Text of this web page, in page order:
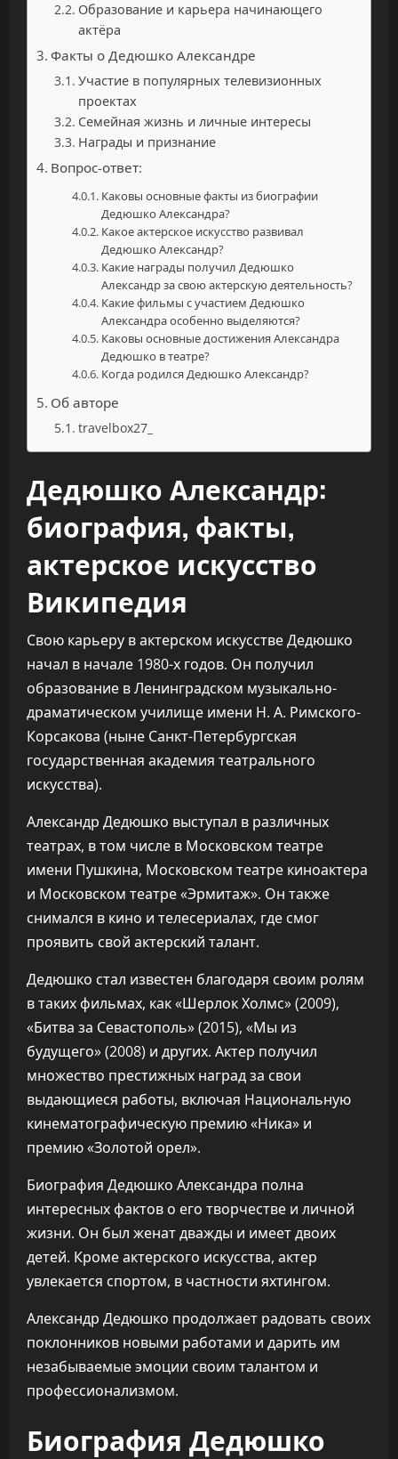
Образование и карьера начинающего
актёра
Факты о Дедюшко Александре
Участие в популярных телевизионных
проектах
Семейная жизнь и личные интересы
Награды и признание
Вопрос-ответ:
Каковы основные факты из биографии
Дедюшко Александра?
Какое актерское искусство развивал
Дедюшко Александр?
Какие награды получил Дедюшко
Александр за свою актерскую деятельность?
Какие фильмы с участием Дедюшко
Александра особенно выделяются?
Каковы основные достижения Александра
Дедюшко в театре?
Когда родился Дедюшко Александр?
Об авторе
travelbox27_
Дедюшко Александр:
биография, факты,
актерское искусство
Википедия
Свою карьеру в актерском искусстве Дедюшко
начал в начале 1980-х годов. Он получил
образование в Ленинградском музыкально-
драматическом училище имени Н. А. Римского-
Корсакова (ныне Санкт-Петербургская
государственная академия театрального
искусства).
Александр Дедюшко выступал в различных
театрах, в том числе в Московском театре
имени Пушкина, Московском театре киноактера
и Московском театре «Эрмитаж». Он также
снимался в кино и телесериалах, где смог
проявить свой актерский талант.
Дедюшко стал известен благодаря своим ролям
в таких фильмах, как «Шерлок Холмс» (2009),
«Битва за Севастополь» (2015), «Мы из
будущего» (2008) и других. Актер получил
множество престижных наград за свои
выдающиеся работы, включая Национальную
кинематографическую премию «Ника» и
премию «Золотой орел».
Биография Дедюшко Александра полна
интересных фактов о его творчестве и личной
жизни. Он был женат дважды и имеет двоих
детей. Кроме актерского искусства, актер
увлекается спортом, в частности яхтингом.
Александр Дедюшко продолжает радовать своих
поклонников новыми работами и дарить им
незабываемые эмоции своим талантом и
профессионализмом.
Биография Дедюшко